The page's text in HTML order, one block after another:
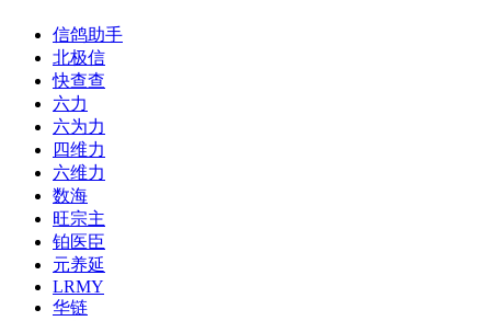
信鸽助手
北极信
快查查
六力
六为力
四维力
六维力
数海
旺宗主
铂医臣
元养延
LRMY
华链